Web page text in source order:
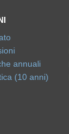
annuali
(10 anni)